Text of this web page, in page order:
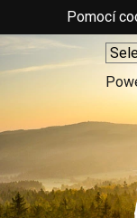
Pomocí